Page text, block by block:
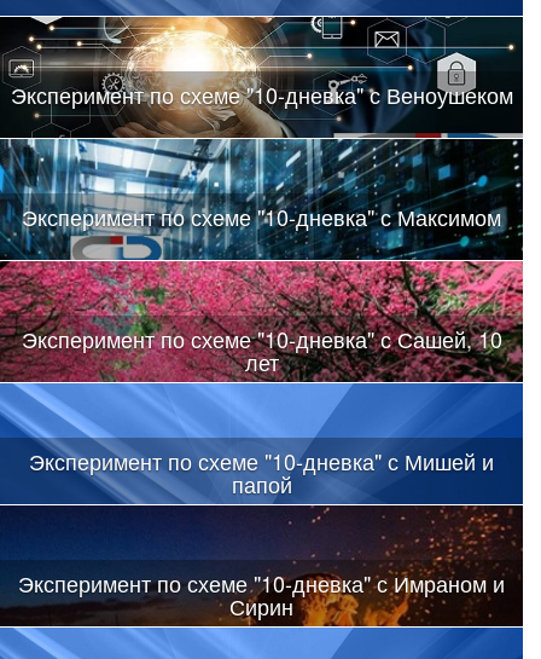
Эксперимент по схеме "10-дневка" с Веноушеком
Эксперимент по схеме "10-дневка" с Максимом
Эксперимент по схеме "10-дневка" с Сашей, 10
лет
Эксперимент по схеме "10-дневка" с Мишей и
папой
Эксперимент по схеме "10-дневка" с Имраном и
Сирин